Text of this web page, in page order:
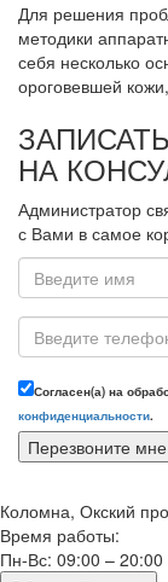
Для решения
методики
себя несколько
ороговевшей
НА
Администратор
с Вами в самое
Согласен(а) на
конфиденциальности.
Коломна, Окский
Время работы:
Пн-Вс: 09:00 – 20:00